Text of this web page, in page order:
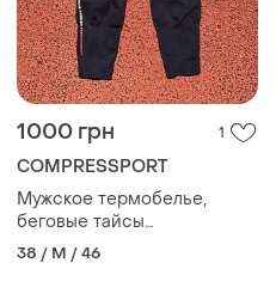
1000 грн 1
COMPRESSPORT
Мужское термобелье,
беговые тайсы
compressport trail running
performance
38 / M / 46